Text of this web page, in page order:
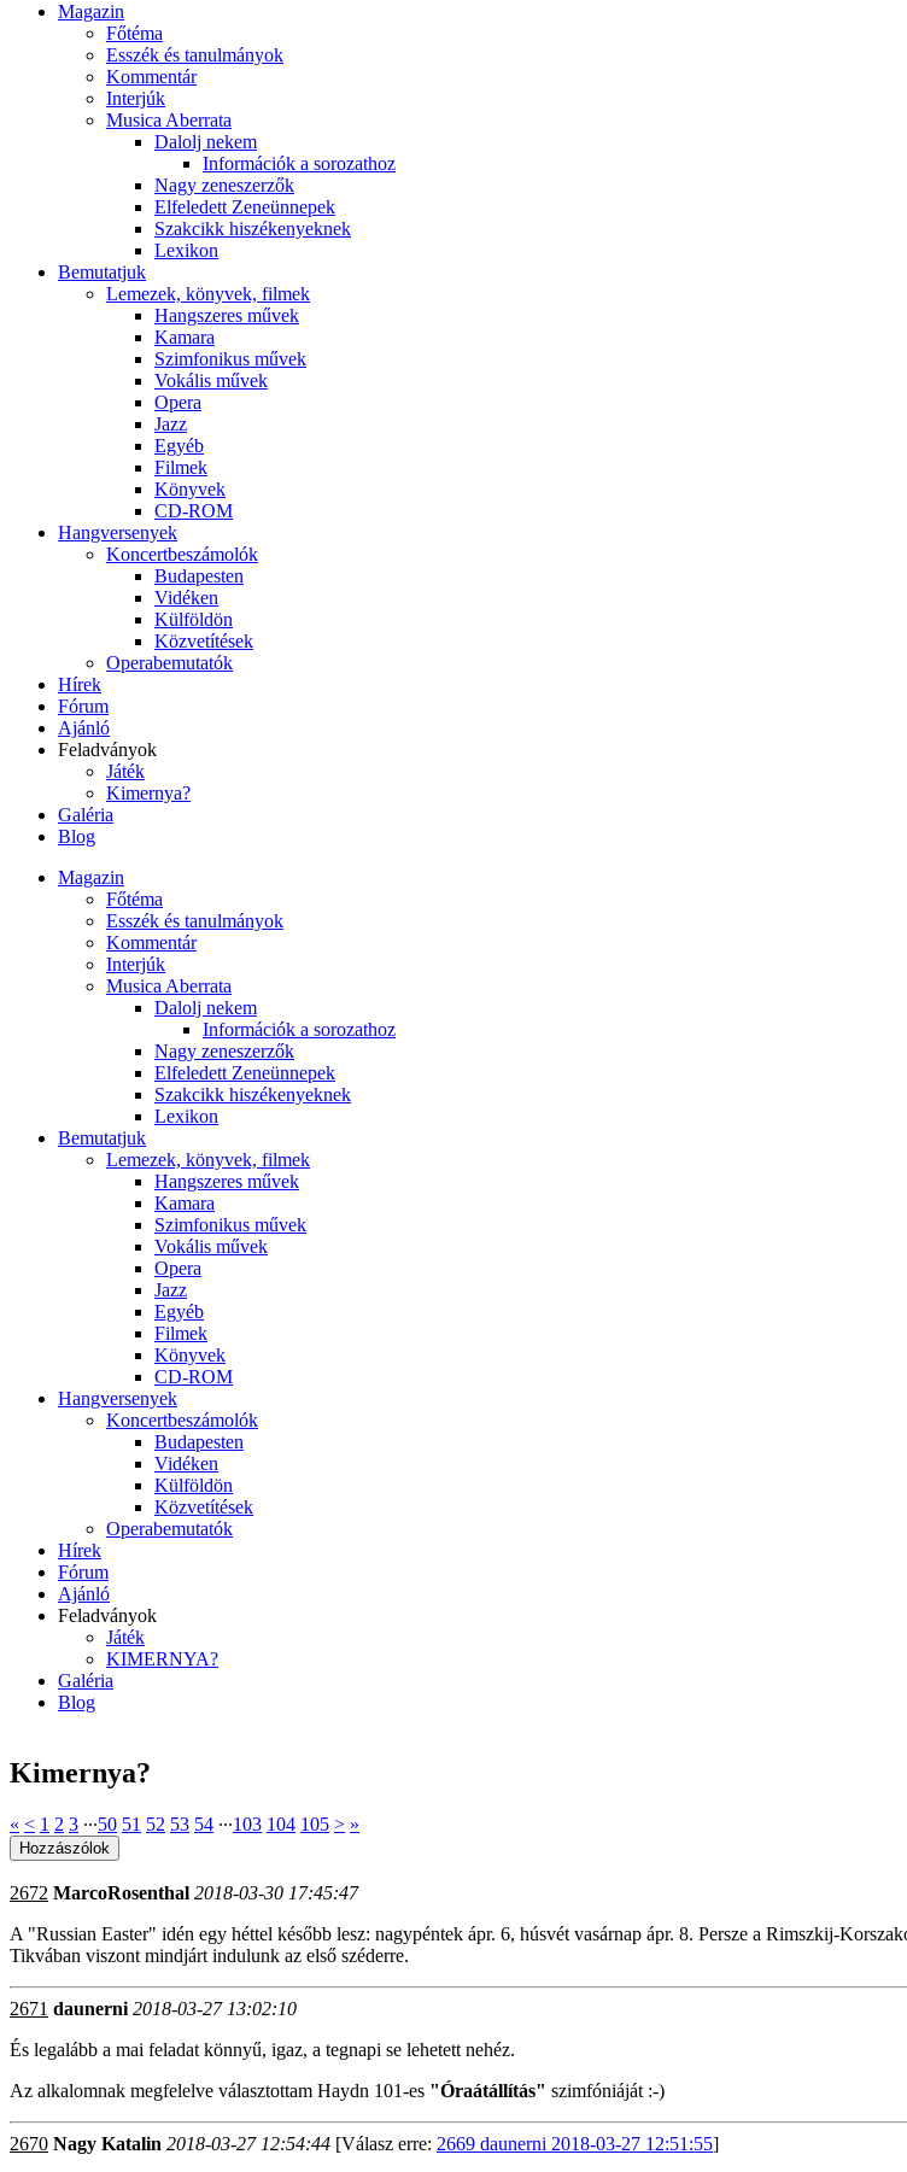
Magazin
Főtéma
Esszék és tanulmányok
Kommentár
Interjúk
Musica Aberrata
Dalolj nekem
Információk a sorozathoz
Nagy zeneszerzők
Elfeledett Zeneünnepek
Szakcikk hiszékenyeknek
Lexikon
Bemutatjuk
Lemezek, könyvek, filmek
Hangszeres művek
Kamara
Szimfonikus művek
Vokális művek
Opera
Jazz
Egyéb
Filmek
Könyvek
CD-ROM
Hangversenyek
Koncertbeszámolók
Budapesten
Vidéken
Külföldön
Közvetítések
Operabemutatók
Hírek
Fórum
Ajánló
Feladványok
Játék
Kimernya?
Galéria
Blog
Magazin
Főtéma
Esszék és tanulmányok
Kommentár
Interjúk
Musica Aberrata
Dalolj nekem
Információk a sorozathoz
Nagy zeneszerzők
Elfeledett Zeneünnepek
Szakcikk hiszékenyeknek
Lexikon
Bemutatjuk
Lemezek, könyvek, filmek
Hangszeres művek
Kamara
Szimfonikus művek
Vokális művek
Opera
Jazz
Egyéb
Filmek
Könyvek
CD-ROM
Hangversenyek
Koncertbeszámolók
Budapesten
Vidéken
Külföldön
Közvetítések
Operabemutatók
Hírek
Fórum
Ajánló
Feladványok
Játék
KIMERNYA?
Galéria
Blog
Kimernya?
« < 1 2 3 ∙∙∙50 51 52 53 54 ∙∙∙103 104 105 > »
2672 MarcoRosenthal 2018-03-30 17:45:47
A "Russian Easter" idén egy héttel később lesz: nagypéntek ápr. 6, húsvét vasárnap ápr. 8. Persze a Rimszkij-
Tikvában viszont mindjárt indulunk az első széderre.
2671 daunerni 2018-03-27 13:02:10
És legalább a mai feladat könnyű, igaz, a tegnapi se lehetett nehéz.
Az alkalomnak megfelelve választottam Haydn 101-es "Óraátállítás" szimfóniáját :-)
2670 Nagy Katalin 2018-03-27 12:54:44 [Válasz erre: 2669 daunerni 2018-03-27 12:51:55]